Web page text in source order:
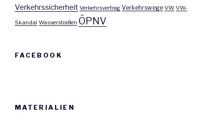
Verkehrssicherheit Verkehrsvertrag Verkehrswege VW VW-
Skandal Wasserstraßen ÖPNV
FACEBOOK
MATERIALIEN